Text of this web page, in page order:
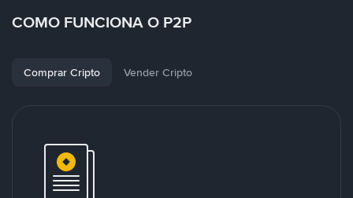
COMO FUNCIONA O P2P
Comprar Cripto Vender Cripto